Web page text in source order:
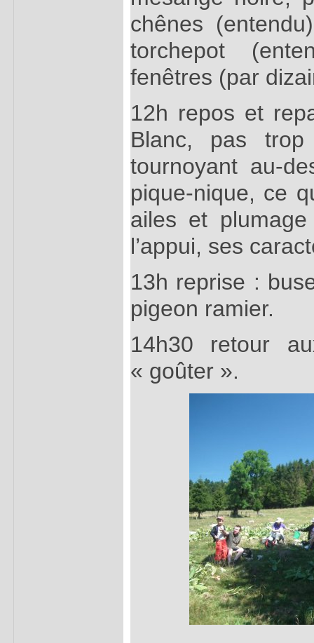
chênes
torchepot
fenêtres (par
12h repos et
Blanc, pas
tournoyant au-
pique-nique, ce
ailes et
l’appui, ses
13h reprise :
pigeon ramier.
14h30 retour
« goûter ».